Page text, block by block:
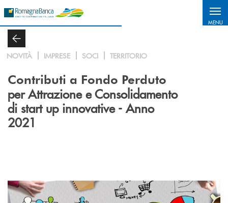
MENU
NOVITÀ IMPRESE SOCI TERRITORIO
Contributi a Fondo Perduto
per Attrazione e Consolidamento
di start up innovative - Anno
2021